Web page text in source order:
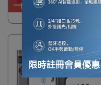
一件免運費